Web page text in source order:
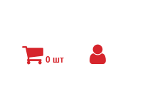
0 шт